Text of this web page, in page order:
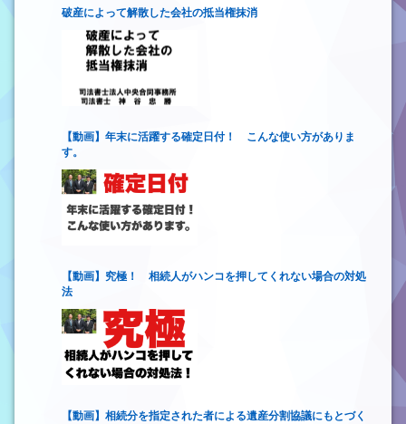
破産によって解散した会社の抵当権抹消
【動画】年末に活躍する確定日付！ こんな使い方がありま
す。
【動画】究極！ 相続人がハンコを押してくれない場合の対処
法
【動画】相続分を指定された者による遺産分割協議にもとづく